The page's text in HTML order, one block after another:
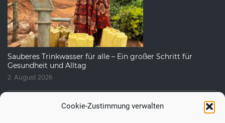
Cookie-Zustimmung verwalten
Sauberes Trinkwasser für alle – Ein großer Schritt für
Gesundheit und Alltag
2. August 2026